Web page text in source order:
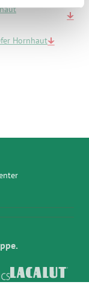
Hornhaut